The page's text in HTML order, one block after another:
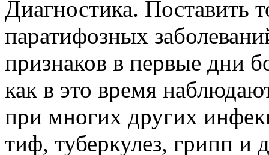
Диагностика. Поставить
паратифозных
признаков в первые дни
как в это время
при многих других
тиф, туберкулез, грипп и